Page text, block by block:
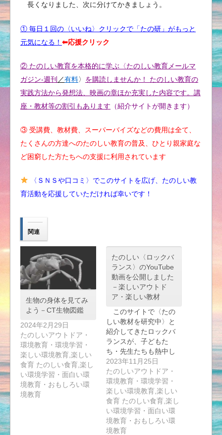
長くなりました、次に分けてかきましょう。
① 毎日１回の〈いいね〉クリックで「たの研」がもっと
元気になる！ ⬅︎応援クリック
② たのしい教育を本格的に学ぶ〈たのしい教育メールマ
ガジン-週刊 ／有料〉 を購読しませんか！ たのしい教育の
実践方法から発想法、映画の章ほか充実した内容です。講
座・教材等の割引もあります （紹介サイトが開きます）
③ 受講費、教材費、スーパーバイズなどの費用は全て、
たくさんの方達へのたのしい教育の普及、ひとり親家庭な
ど困窮した方たちへの支援に利用されています
〈ＳＮＳや口コミ〉でこのサイトを広げ、たのしい教
育活動を応援していただければ幸いです！
関連
生物の身体を見てみ
よう－CT生物図鑑
2024年2月29日
たのしいアウトドア・
環境教育・環境学習・
楽しい環境教育,楽しい
食育 たのしい食育,楽し
い環境学習・面白い環
境教育・おもしろい環
境教育
たのしい〈ロックバ
ランス〉のYouTube
動画を公開しました
－楽しいアウトド
ア・楽しい教材
このサイトで〈たの
しい教材を研究中〉と
紹介してきたロックバ
ランスが、子どもた
ち・先生たちも熱中し
て…
2023年11月25日
たのしいアウトドア・
環境教育・環境学習・
楽しい環境教育,楽しい
食育 たのしい食育,楽し
い環境学習・面白い環
境教育・おもしろい環
境教育